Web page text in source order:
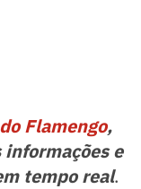
Flamengo,
informações e
tempo real.